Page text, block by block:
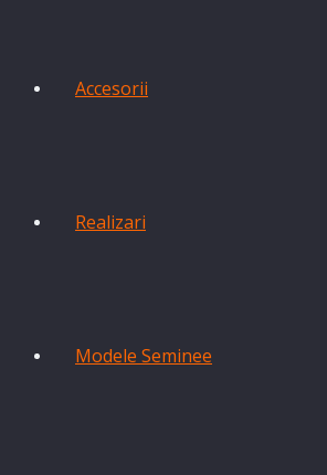
Accesorii
Realizari
Modele Seminee